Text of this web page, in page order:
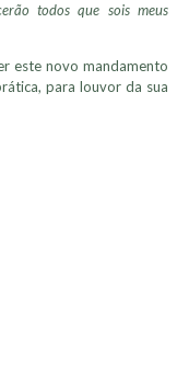
todos que sois meus
este novo mandamento
para louvor da sua